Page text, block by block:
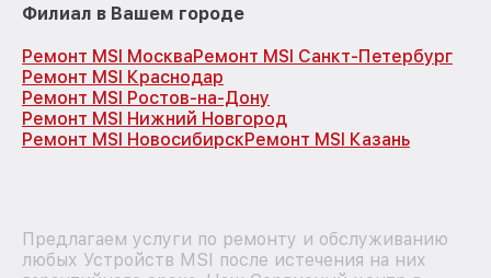
Филиал в Вашем городе
Ремонт MSI МоскваРемонт MSI Санкт-Петербург
Ремонт MSI Краснодар
Ремонт MSI Ростов-на-Дону
Ремонт MSI Нижний Новгород
Ремонт MSI НовосибирскРемонт MSI Казань
Предлагаем услуги по ремонту и обслуживанию
любых Устройств MSI после истечения на них